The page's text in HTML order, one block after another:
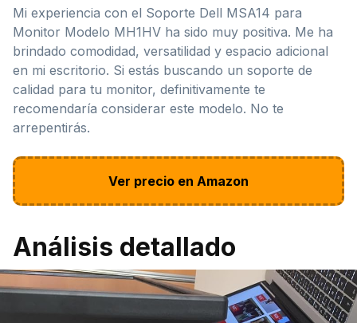
Mi experiencia con el Soporte Dell MSA14 para
Monitor Modelo ‎MH1HV ha sido muy positiva. Me ha
brindado comodidad, versatilidad y espacio adicional
en mi escritorio. Si estás buscando un soporte de
calidad para tu monitor, definitivamente te
recomendaría considerar este modelo. No te
arrepentirás.
Ver precio en Amazon
Análisis detallado